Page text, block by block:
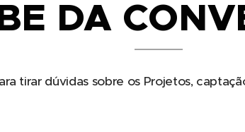
DA
tirar dúvidas sobre os Projetos,